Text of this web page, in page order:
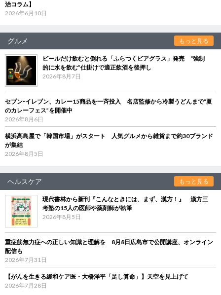
治コラム】
2026年6月10日
グルメ もっと見る
ビールだけ飲むと倒れる「ふらつくビアグラス」発売 “強制
的に水を飲む”仕掛けで適正飲酒を後押し
2026年8月7日
セブン‐イレブン、カレー15商品を一斉投入 名店監修から冷製うどんまで“夏
のカレーフェス”を開催中
2026年8月6日
横浜高島屋で「韓国市場」がスタート 人気グルメから雑貨まで約30ブランド
が集結
2026年8月5日
ヘルスケア もっと見る
現代書林から新刊『こんなときには、まず、漢方！』 漢方三
考塾の15人の医師や薬剤師が執筆
2026年8月5日
重症筋無力症への正しい知識と理解を 8月8日広島市で公開講座、オンライン
配信も
2026年7月31日
【がんを生きる緩和ケア医・大橋洋平「足し算命」】天空を見上げて
2026年7月28日